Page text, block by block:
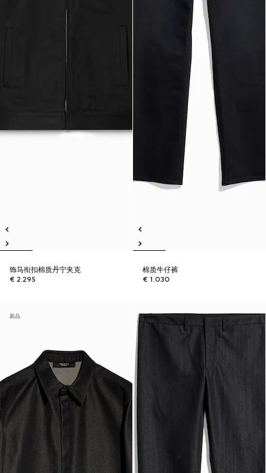
饰马衔扣棉质丹宁夹克
€ 2.295
棉质牛仔裤
€ 1.030
新品 新品